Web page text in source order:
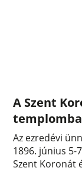
A Szent
Az ezredévi
1896. június 5-
Szent Koronát